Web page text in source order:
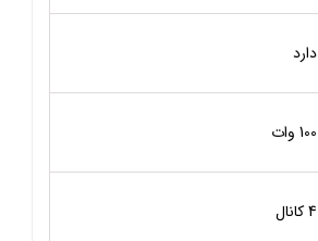
دارد
100 وات
4 کانال